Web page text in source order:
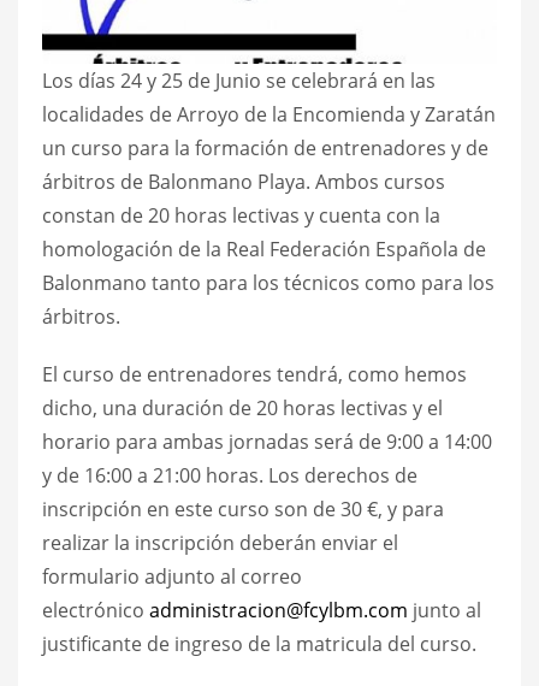
Los días 24 y 25 de Junio se celebrará en las
localidades de Arroyo de la Encomienda y Zaratán
un curso para la formación de entrenadores y de
árbitros de Balonmano Playa. Ambos cursos
constan de 20 horas lectivas y cuenta con la
homologación de la Real Federación Española de
Balonmano tanto para los técnicos como para los
árbitros.
El curso de entrenadores tendrá, como hemos
dicho, una duración de 20 horas lectivas y el
horario para ambas jornadas será de 9:00 a 14:00
y de 16:00 a 21:00 horas. Los derechos de
inscripción en este curso son de 30 €, y para
realizar la inscripción deberán enviar el
formulario adjunto al correo
electrónico administracion@fcylbm.com junto al
justificante de ingreso de la matricula del curso.